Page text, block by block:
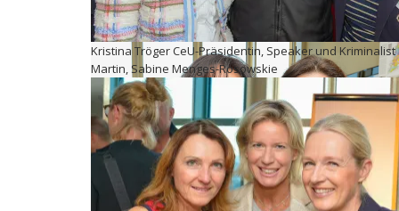
Kristina Tröger CeU-Präsidentin, Speaker und Kriminalist
Martin, Sabine Menges-Rosowskie